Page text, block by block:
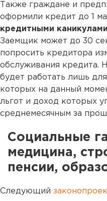
Также граждане и
оформили кредит до 1
кредитными каникулами
Заемщик может до 30
попросить кредитора
обслуживания кредита.
будет работать лишь
которых на данный
льгот и доход которых
среднемесячным за
Социальные
медицина,
пенсии,
Следующий